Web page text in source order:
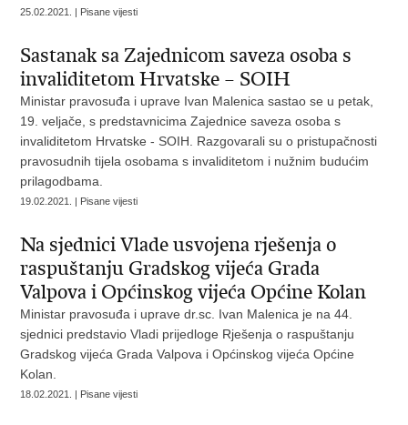
25.02.2021. | Pisane vijesti
Sastanak sa Zajednicom saveza osoba s
invaliditetom Hrvatske – SOIH
Ministar pravosuđa i uprave Ivan Malenica sastao se u petak,
19. veljače, s predstavnicima Zajednice saveza osoba s
invaliditetom Hrvatske - SOIH. Razgovarali su o pristupačnosti
pravosudnih tijela osobama s invaliditetom i nužnim budućim
prilagodbama.
19.02.2021. | Pisane vijesti
Na sjednici Vlade usvojena rješenja o
raspuštanju Gradskog vijeća Grada
Valpova i Općinskog vijeća Općine Kolan
Ministar pravosuđa i uprave dr.sc. Ivan Malenica je na 44.
sjednici predstavio Vladi prijedloge Rješenja o raspuštanju
Gradskog vijeća Grada Valpova i Općinskog vijeća Općine
Kolan.
18.02.2021. | Pisane vijesti